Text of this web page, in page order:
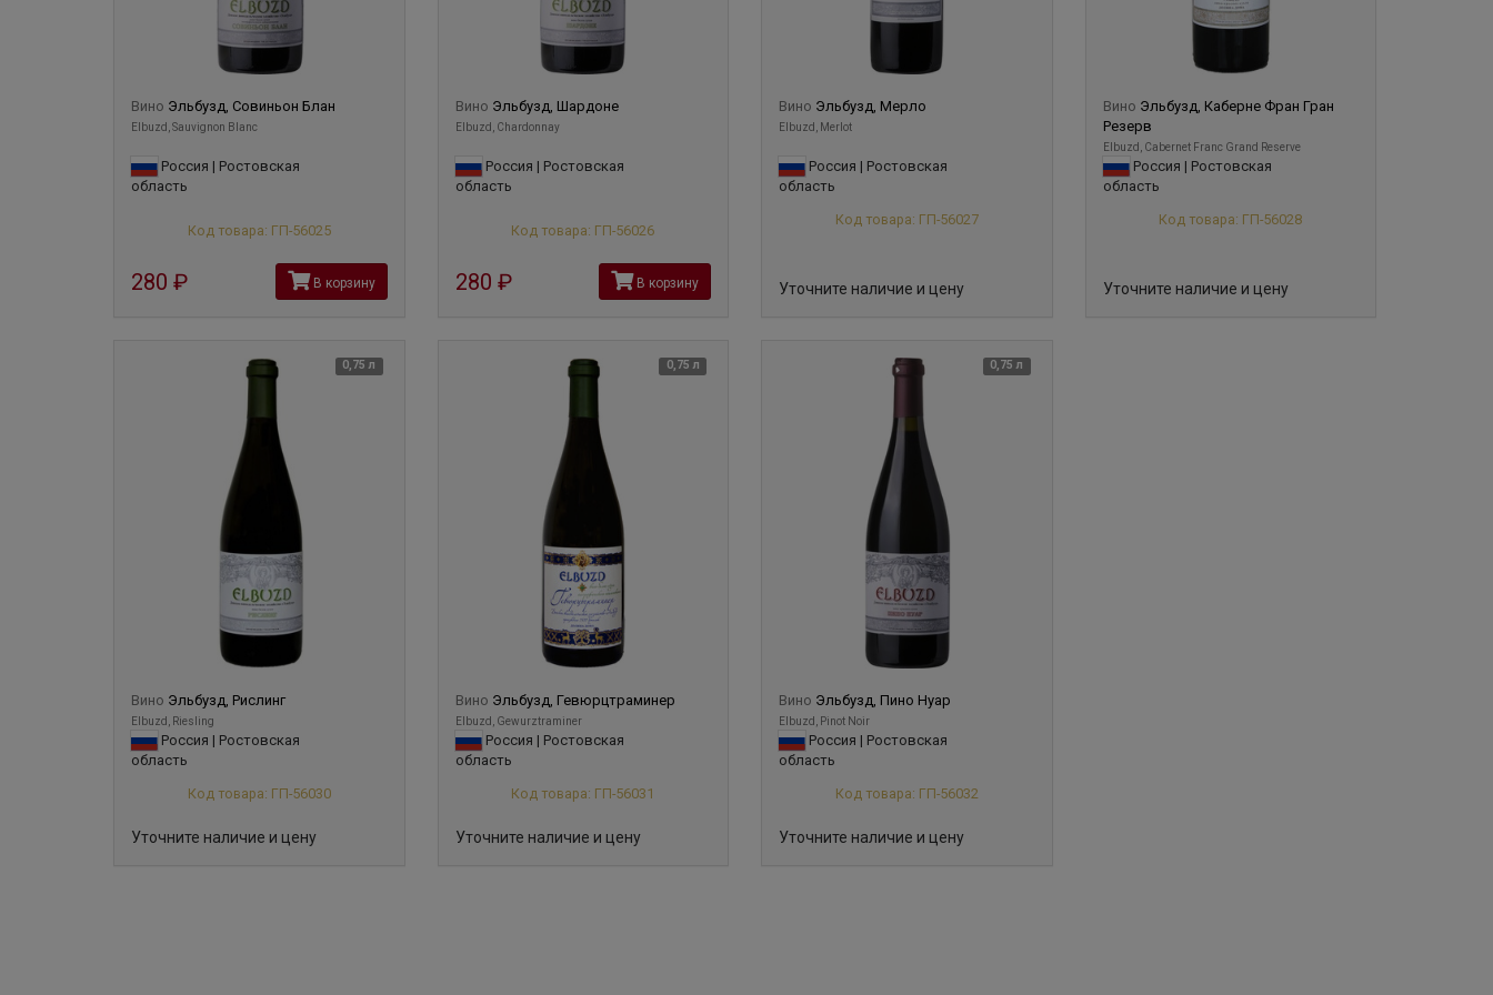
Вино Эльбузд, Совиньон Блан
Elbuzd, Sauvignon Blanc
Россия | Ростовская
область
Код товара: ГП-56025
280 В корзину
Вино Эльбузд, Шардоне
Elbuzd, Chardonnay
Россия | Ростовская
область
Код товара: ГП-56026
280 В корзину
Вино Эльбузд, Мерло
Elbuzd, Merlot
Россия | Ростовская
область
Код товара: ГП-56027
Уточните наличие и цену
Вино Эльбузд, Каберне Фран Гран
Резерв
Elbuzd, Cabernet Franc Grand Reserve
Россия | Ростовская
область
Код товара: ГП-56028
Уточните наличие и цену
0,75 л
Вино Эльбузд, Рислинг
Elbuzd, Riesling
Россия | Ростовская
область
Код товара: ГП-56030
Уточните наличие и цену
0,75 л
Вино Эльбузд, Гевюрцтраминер
Elbuzd, Gewurztraminer
Россия | Ростовская
область
Код товара: ГП-56031
Уточните наличие и цену
0,75 л
Вино Эльбузд, Пино Нуар
Elbuzd, Pinot Noir
Россия | Ростовская
область
Код товара: ГП-56032
Уточните наличие и цену